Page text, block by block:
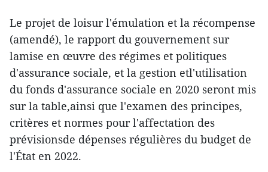
Le projet de loisur l'émulation et la récompense
(amendé), le rapport du gouvernement sur
lamise en œuvre des régimes et politiques
d'assurance sociale, et la gestion etl'utilisation
du fonds d'assurance sociale en 2020 seront mis
sur la table,ainsi que l'examen des principes,
critères et normes pour l'affectation des
prévisionsde dépenses régulières du budget de
l'État en 2022.